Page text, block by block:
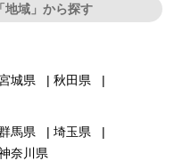
地域」から探す
城県
秋田県
馬県
埼玉県
奈川県